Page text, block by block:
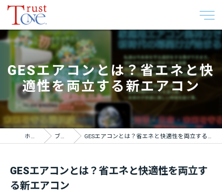
GESエアコンとは？省エネと快
適性を両立する新エアコン
ホーム ブログ GESエアコンとは？省エネと快適性を両立する新エアコン
GESエアコンとは？省エネと快適性を両立す
る新エアコン